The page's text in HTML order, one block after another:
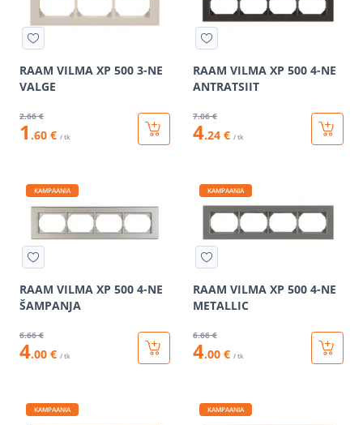
RAAM VILMA XP 500 3-NE
VALGE
2.66 €
1 .60 € / tk
RAAM VILMA XP 500 4-NE
ANTRATSIIT
7.06 €
4.24 € / tk
KAMPAANIA
RAAM VILMA XP 500 4-NE
ŠAMPANJA
6.66 €
4.00 € / tk
KAMPAANIA
RAAM VILMA XP 500 4-NE
METALLIC
6.66 €
4.00 € / tk
KAMPAANIA KAMPAANIA